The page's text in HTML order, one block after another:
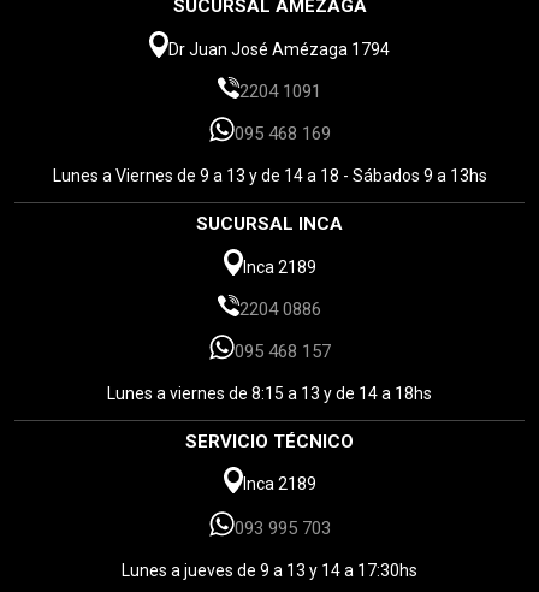
SUCURSAL AMÉZAGA
Dr Juan José Amézaga 1794
2204 1091
095 468 169
Lunes a Viernes de 9 a 13 y de 14 a 18 - Sábados 9 a 13hs
SUCURSAL INCA
Inca 2189
2204 0886
095 468 157
Lunes a viernes de 8:15 a 13 y de 14 a 18hs
SERVICIO TÉCNICO
Inca 2189
093 995 703
Lunes a jueves de 9 a 13 y 14 a 17:30hs